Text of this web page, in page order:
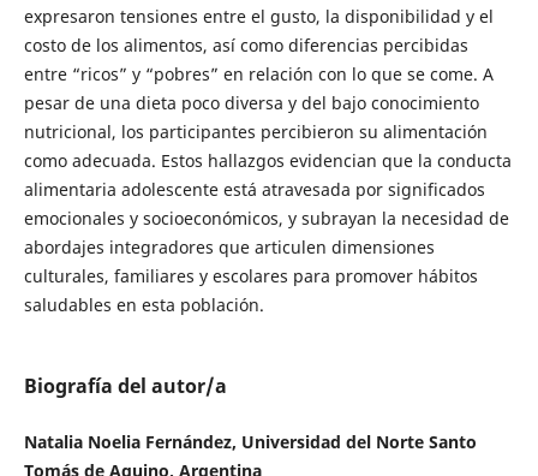
expresaron tensiones entre el gusto, la disponibilidad y el
costo de los alimentos, así como diferencias percibidas
entre “ricos” y “pobres” en relación con lo que se come. A
pesar de una dieta poco diversa y del bajo conocimiento
nutricional, los participantes percibieron su alimentación
como adecuada. Estos hallazgos evidencian que la conducta
alimentaria adolescente está atravesada por significados
emocionales y socioeconómicos, y subrayan la necesidad de
abordajes integradores que articulen dimensiones
culturales, familiares y escolares para promover hábitos
saludables en esta población.
Biografía del autor/a
Natalia Noelia Fernández, Universidad del Norte Santo
Tomás de Aquino, Argentina